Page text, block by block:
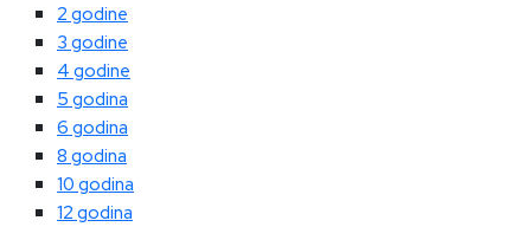
2 godine
3 godine
4 godine
5 godina
6 godina
8 godina
10 godina
12 godina